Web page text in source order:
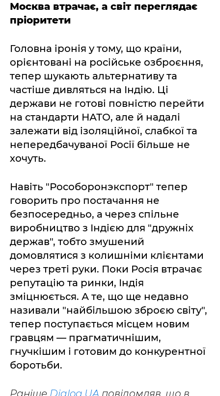
Москва втрачає, а світ переглядає
пріоритети
Головна іронія у тому, що країни,
орієнтовані на російське озброєння,
тепер шукають альтернативу та
частіше дивляться на Індію. Ці
держави не готові повністю перейти
на стандарти НАТО, але й надалі
залежати від ізоляційної, слабкої та
непередбачуваної Росії більше не
хочуть.
Навіть "Рособоронэкспорт" тепер
говорить про постачання не
безпосередньо, а через спільне
виробництво з Індією для "дружніх
держав", тобто змушений
домовлятися з колишніми клієнтами
через треті руки. Поки Росія втрачає
репутацію та ринки, Індія
зміцнюється. А те, що ще недавно
називали "найбільшою зброєю світу",
тепер поступається місцем новим
гравцям — прагматичнішим,
гнучкішим і готовим до конкурентної
боротьби.
Раніше Dialog.UA повідомляв, що в